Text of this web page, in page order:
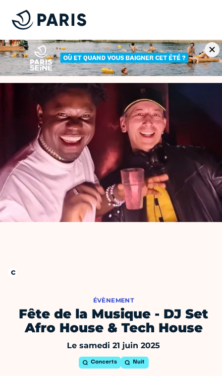
ÉVÈNEMENT
Fête de la Musique - DJ Set
Afro House & Tech House
Le samedi 21 juin 2025
Concerts Nuit